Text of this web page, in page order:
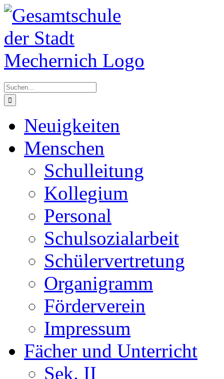
Zum
Inhalt
springen
nach:
Neuigkeiten
Menschen
Schulleitung
Kollegium
Personal
Schulsozialarbeit
Schülervertretung
Organigramm
Förderverein
Impressum
Fächer und Unterricht
Sek. II